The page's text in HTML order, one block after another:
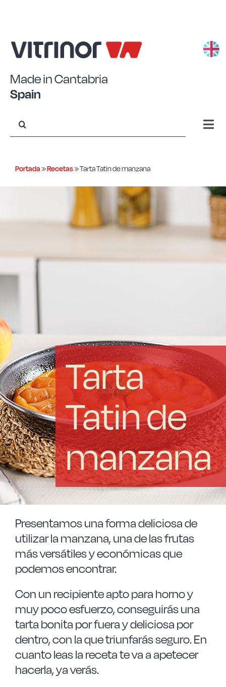
Made in Cantabria
Spain
Acero Eco+
Acero forjado
Sostenibles
Somos Cooperativa
Cocinando
Las Noticias
Instrucciones de seguridad
FAQ
Contacto
Portada»Recetas»Tarta Tatin de manzana
Tarta
Tatin de
manzana
Presentamos una forma deliciosa de
utilizar la manzana, una de las frutas
más versátiles y económicas que
podemos encontrar.
Con un recipiente apto para horno y
muy poco esfuerzo, conseguirás una
tarta bonita por fuera y deliciosa por
dentro, con la que triunfarás seguro. En
cuanto leas la receta te va a apetecer
hacerla, ya verás.